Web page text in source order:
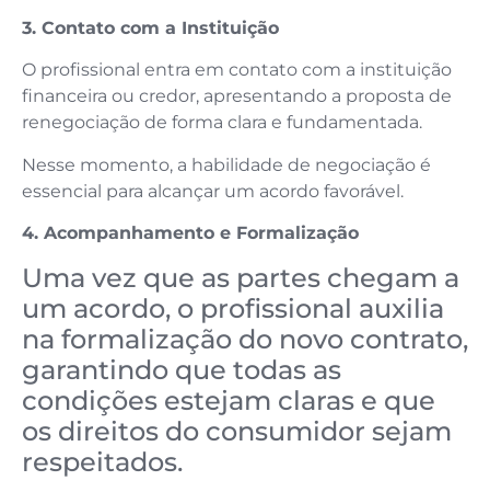
3. Contato com a Instituição
O profissional entra em contato com a instituição
financeira ou credor, apresentando a proposta de
renegociação de forma clara e fundamentada.
Nesse momento, a habilidade de negociação é
essencial para alcançar um acordo favorável.
4. Acompanhamento e Formalização
Uma vez que as partes chegam a
um acordo, o profissional auxilia
na formalização do novo contrato,
garantindo que todas as
condições estejam claras e que
os direitos do consumidor sejam
respeitados.